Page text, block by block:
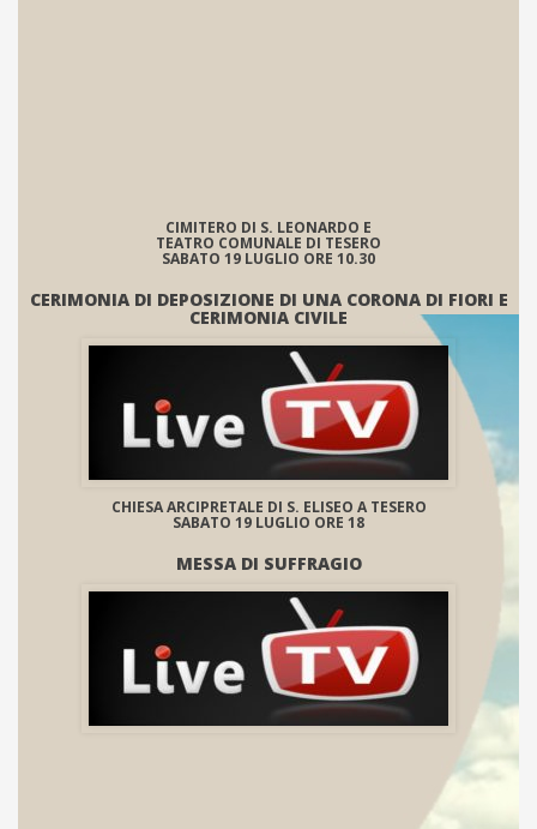
CIMITERO DI S. LEONARDO E
TEATRO COMUNALE DI TESERO
SABATO 19 LUGLIO ORE 10.30
CERIMONIA DI DEPOSIZIONE DI UNA CORONA DI FIORI E
CERIMONIA CIVILE
CHIESA ARCIPRETALE DI S. ELISEO A TESERO
SABATO 19 LUGLIO ORE 18
MESSA DI SUFFRAGIO